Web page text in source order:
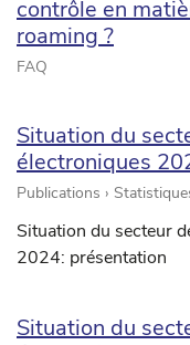
contrôle en
roaming ?
FAQ
Situation du
électroniques
Publications ›
Situation du secteur
2024: présentation
Situation du